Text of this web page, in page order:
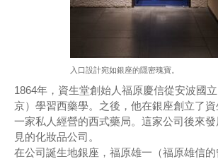
入口設計宛如銀座的隱密瑰寶。
1864年，資生堂創始人福原慶信從安波國
京）學習西藥學。之後，他在銀座創立了
一家私人經營的西式藥局。這家公司後來
見的化妝品公司。
在公司誕生地銀座，福原雄一（福原雄信